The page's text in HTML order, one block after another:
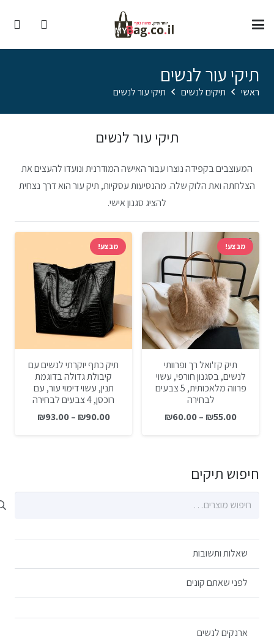
תיקי עור לנשים
ראשי תיקים לנשים תיקי עור לנשים
תיקי עור לנשים
המעוצבים בקפידה נוצרו עבור האישה המודרנית ונועדו להעצים את
הצלחתה ואת הלוק שלה. מהנסיעות עסקיות, תיק עור הוא דרך נצחית
להציג סגנון אישי.
מבצע!
תיק קז'ואל רך ופרוותי
לנשים, בסגנון חורפי, עשוי
פרווה מלאכותית, 5 צבעים
לבחירה
₪55.00
–
₪60.00
מחירים:
מבצע!
תיק כתף יוקרתי לנשים עם
קיבולת גדולה בדוגמת
תנין, עשוי דימוי עור, עם
רוכסן, 4 צבעים לבחירה
₪90.00
–
₪93.00
מחירים:
חיפוש תיקים
שאלות ותשובות
לפני שאתם קונים
ארנקים לנשים